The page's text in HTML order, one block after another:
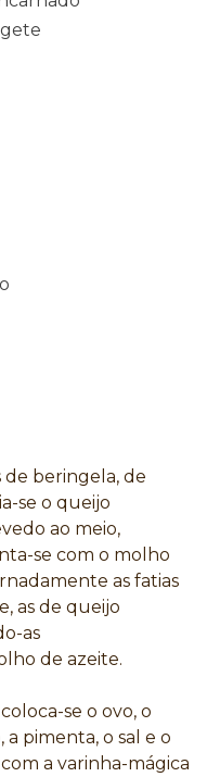
de beringela, de
se o queijo
ao meio,
se com o molho
as fatias
as de queijo
as
de azeite.
se o ovo, o
pimenta, o sal e o
a varinha-mágica